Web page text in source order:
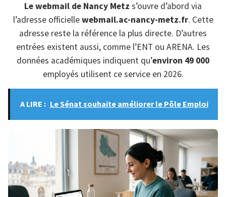
Le webmail de Nancy Metz s’ouvre d’abord via
l’adresse officiellewebmail.ac-nancy-metz.fr. Cette
adresse reste la référence la plus directe. D’autres
entrées existent aussi, comme l’ENT ou ARENA. Les
données académiques indiquent qu’environ 49 000
employés utilisent ce service en 2026.
A LIRE : Le Sénat souhaite améliorer le Pôle Emploi